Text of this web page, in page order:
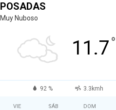
POSADAS
Muy Nuboso
11.7°
92 % 3.3kmh
VIE SÁB DOM